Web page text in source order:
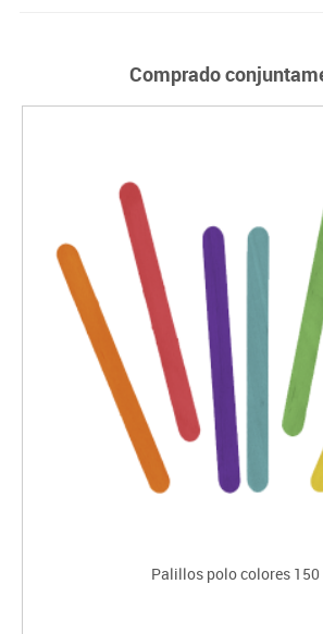
Comprado
Palillos polo colores 150